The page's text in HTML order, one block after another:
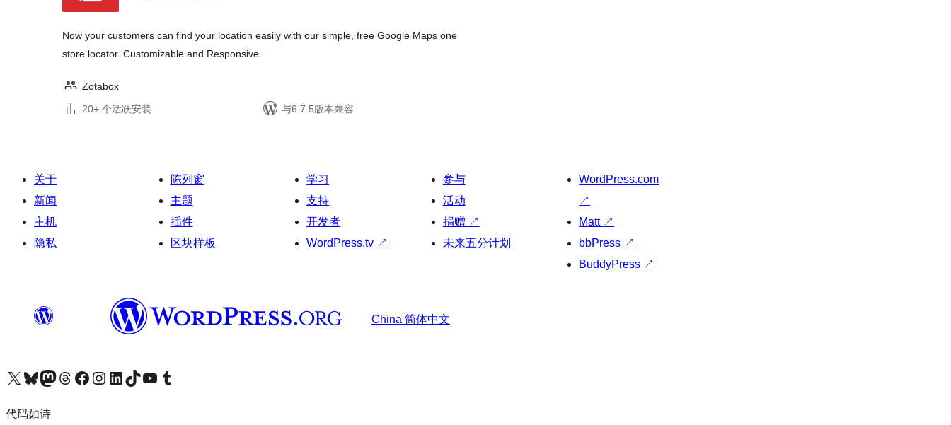
Now your customers can find your location easily with our simple, free Google Maps one
store locator. Customizable and Responsive.
Zotabox
20+ 个活跃安装
与6.7.5版本兼容
关于
新闻
主机
隐私
陈列窗
主题
插件
区块样板
学习
支持
开发者
WordPress.tv ↗
参与
活动
捐赠 ↗
未来五分计划
WordPress.com
↗
Matt ↗
bbPress ↗
BuddyPress ↗
China 简体中文
关注我们的 X（原 Twitter）账号访问我们的 Bluesky 账号关注我们的 Mastodon 账号访问我们的 Threads 账号 访问我们的 Facebook 公共主页关注我们的 Instagram 账号 关注我们的 LinkedIn 主页访问我们的 TikTok 账号访问我们的 YouTube 频道 访问我们的 Tumblr 账号
代码如诗